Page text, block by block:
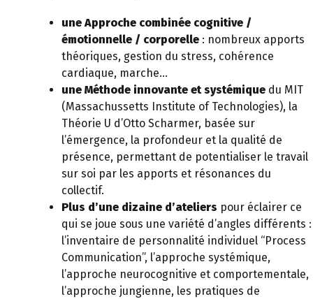
une Approche combinée cognitive /
émotionnelle / corporelle : nombreux apports
théoriques, gestion du stress, cohérence
cardiaque, marche…
une Méthode innovante et systémique du MIT
(Massachussetts Institute of Technologies), la
Théorie U d’Otto Scharmer, basée sur
l’émergence, la profondeur et la qualité de
présence, permettant de potentialiser le travail
sur soi par les apports et résonances du
collectif.
Plus d’une dizaine d’ateliers pour éclairer ce
qui se joue sous une variété d’angles différents :
l’inventaire de personnalité individuel “Process
Communication”, l’approche systémique,
l’approche neurocognitive et comportementale,
l’approche jungienne, les pratiques de